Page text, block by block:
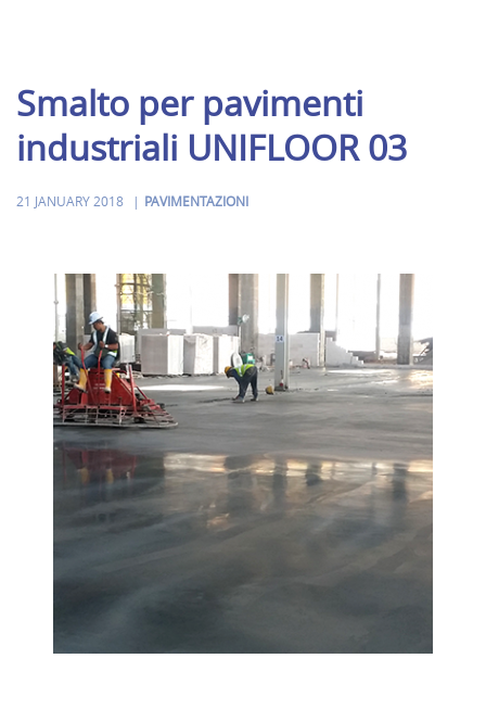
Smalto per pavimenti
industriali UNIFLOOR 03
21 JANUARY 2018 PAVIMENTAZIONI